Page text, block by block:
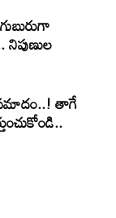
తాగే